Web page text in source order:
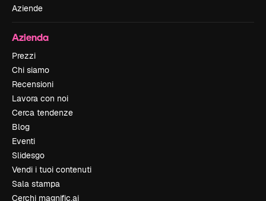
Aziende
Azienda
Prezzi
Chi siamo
Recensioni
Lavora con noi
Cerca tendenze
Blog
Eventi
Slidesgo
Vendi i tuoi contenuti
Sala stampa
Cerchi magnific.ai